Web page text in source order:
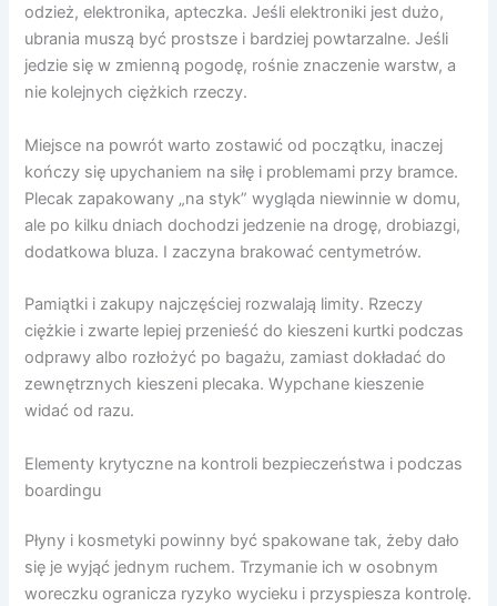
odzież, elektronika, apteczka. Jeśli elektroniki jest dużo,
ubrania muszą być prostsze i bardziej powtarzalne. Jeśli
jedzie się w zmienną pogodę, rośnie znaczenie warstw, a
nie kolejnych ciężkich rzeczy.
Miejsce na powrót warto zostawić od początku, inaczej
kończy się upychaniem na siłę i problemami przy bramce.
Plecak zapakowany „na styk” wygląda niewinnie w domu,
ale po kilku dniach dochodzi jedzenie na drogę, drobiazgi,
dodatkowa bluza. I zaczyna brakować centymetrów.
Pamiątki i zakupy najczęściej rozwalają limity. Rzeczy
ciężkie i zwarte lepiej przenieść do kieszeni kurtki podczas
odprawy albo rozłożyć po bagażu, zamiast dokładać do
zewnętrznych kieszeni plecaka. Wypchane kieszenie
widać od razu.
Elementy krytyczne na kontroli bezpieczeństwa i podczas
boardingu
Płyny i kosmetyki powinny być spakowane tak, żeby dało
się je wyjąć jednym ruchem. Trzymanie ich w osobnym
woreczku ogranicza ryzyko wycieku i przyspiesza kontrolę.